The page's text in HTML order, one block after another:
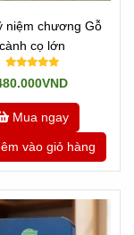
niệm chương Gỗ
cành cọ lớn
Mua ngay
vào giỏ hàng